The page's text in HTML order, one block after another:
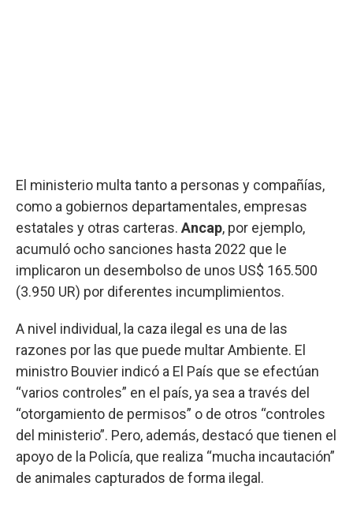
El ministerio multa tanto a personas y compañías,
como a gobiernos departamentales, empresas
estatales y otras carteras. Ancap, por ejemplo,
acumuló ocho sanciones hasta 2022 que le
implicaron un desembolso de unos US$ 165.500
(3.950 UR) por diferentes incumplimientos.
A nivel individual, la caza ilegal es una de las
razones por las que puede multar Ambiente. El
ministro Bouvier indicó a El País que se efectúan
“varios controles” en el país, ya sea a través del
“otorgamiento de permisos” o de otros “controles
del ministerio”. Pero, además, destacó que tienen el
apoyo de la Policía, que realiza “mucha incautación”
de animales capturados de forma ilegal.